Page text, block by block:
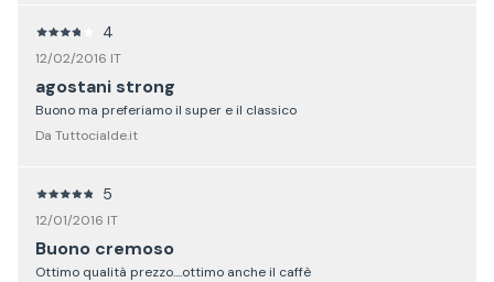
4
12/02/2016 IT
agostani strong
Buono ma preferiamo il super e il classico
Da Tuttocialde.it
5
12/01/2016 IT
Buono cremoso
Ottimo qualità prezzo....ottimo anche il caffè